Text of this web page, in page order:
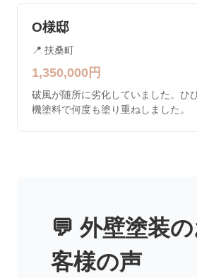
けました。 施工期間中は毎日、温湿度計で気温・湿度を
度85%以下）を満たしていることを
入っています。 外壁のクラック補修、破風板塗装も同時
に実施。約2週間の工期で全工程を完
O様邸
📍 扶桑町
1,350,000 円
破風が随所に劣化していました。ひ
機塗料で何度も塗り重ねしました。
💬 外壁塗装
客様の声